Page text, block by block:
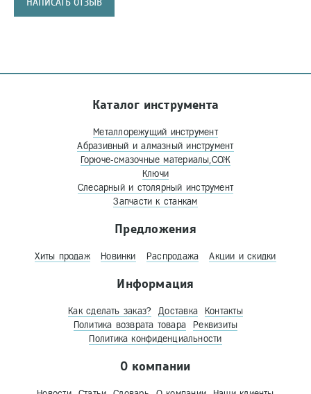
НАПИСАТЬ ОТЗЫВ
Каталог инструмента
Металлорежущий инструмент
Абразивный и алмазный инструмент
Горюче-смазочные материалы,СОЖ
Ключи
Слесарный и столярный инструмент
Запчасти к станкам
Предложения
Хиты продаж Новинки Распродажа Акции и скидки
Информация
Как сделать заказ? Доставка
Контакты
Политика возврата товара
Реквизиты
Политика конфиденциальности
О компании